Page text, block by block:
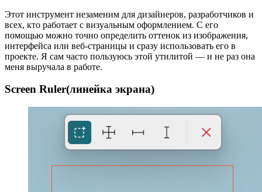
Этот инструмент незаменим для дизайнеров, разработчиков и
всех, кто работает с визуальным оформлением. С его
помощью можно точно определить оттенок из изображения,
интерфейса или веб-страницы и сразу использовать его в
проекте. Я сам часто пользуюсь этой утилитой — и не раз она
меня выручала в работе.
Screen Ruler(линейка экрана)